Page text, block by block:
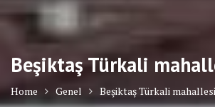
Beşiktaş Türkali
Home Genel Beşiktaş Türkali mahallesi